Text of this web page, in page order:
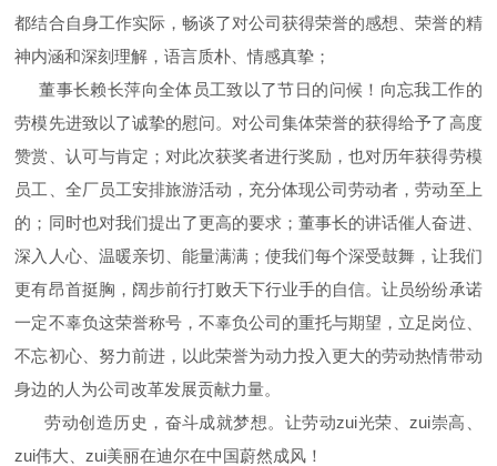
都结合自身工作实际，畅谈了对公司获得荣誉的感想、荣誉的精
神内涵和深刻理解，语言质朴、情感真挚；
董事长赖长萍向全体员工致以了节日的问候！向忘我工作的
劳模先进致以了诚挚的慰问。对公司集体荣誉的获得给予了高度
赞赏、认可与肯定；对此次获奖者进行奖励，也对历年获得劳模
员工、全厂员工安排旅游活动，充分体现公司劳动者，劳动至上
的；同时也对我们提出了更高的要求；董事长的讲话催人奋进、
深入人心、温暖亲切、能量满满；使我们每个深受鼓舞，让我们
更有昂首挺胸，阔步前行打败天下行业手的自信。让员纷纷承诺
一定不辜负这荣誉称号，不辜负公司的重托与期望，立足岗位、
不忘初心、努力前进，以此荣誉为动力投入更大的劳动热情带动
身边的人为公司改革发展贡献力量。
劳动创造历史，奋斗成就梦想。让劳动zui光荣、zui崇高、
zui伟大、zui美丽在迪尔在中国蔚然成风！